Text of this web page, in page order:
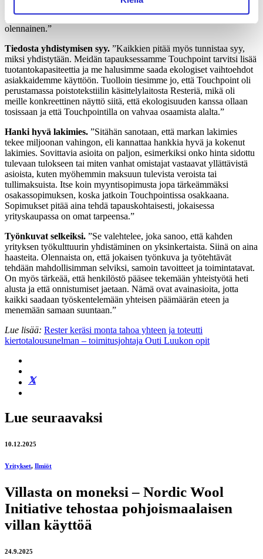
läpi uuden paketin tavoitteet, tavat, arvot, visio, missio ja kaikki muu
olennainen.”
Tiedosta yhdistymisen syy. ”Kaikkien pitää myös tunnistaa syy,
miksi yhdistytään. Meidän tapauksessamme Touchpoint tarvitsi lisää
tuotantokapasiteettia ja me halusimme saada ekologiset vaihtoehdot
asiakkaidemme käyttöön. Tuolloin tiesimme jo, että Touchpoint oli
perustamassa poistotekstiilin käsittelylaitosta Resteriä, mikä oli
meille konkreettinen näyttö siitä, että ekologisuuden kanssa ollaan
tosissaan ja että Touchpointilla on vahvaa osaamista alalta.”
Hanki hyvä lakimies. ”Sitähän sanotaan, että markan lakimies
tekee miljoonan vahingon, eli kannattaa hankkia hyvä ja kokenut
lakimies. Sovittavia asioita on paljon, esimerkiksi onko hinta sidottu
tulevaan tulokseen tai miten vanhat omistajat vastaavat yllättävistä
asioista, kuten myöhemmin maksuun tulevista veroista tai
tullimaksuista. Itse koin myyntisopimusta jopa tärkeämmäksi
osakassopimuksen, koska jatkoin Touchpointissa osakkaana.
Sopimukset pitää aina tehdä tapauskohtaisesti, jokaisessa
yrityskaupassa on omat tarpeensa.”
Työnkuvat selkeiksi. ”Se valehtelee, joka sanoo, että kahden
yrityksen työkulttuurin yhdistäminen on yksinkertaista. Siinä on aina
haasteita. Olennaista on, että jokaisen työnkuva ja työtehtävät
tehdään mahdollisimman selviksi, samoin tavoitteet ja toimintatavat.
On myös tärkeää, että henkilöstö pääsee tekemään yhteistyötä heti
alusta ja että onnistumiset jaetaan. Nämä ovat avainasioita, jotta
kaikki saadaan työskentelemään yhteisen päämäärän eteen ja
menemään samaan suuntaan.”
Lue lisää: Rester keräsi monta tahoa yhteen ja toteutti
kiertotalousunelman – toimitusjohtaja Outi Luukon opit
Lue seuraavaksi
10.12.2025
Yritykset, Ilmiöt
Villasta on moneksi – Nordic Wool
Initiative tehostaa pohjoismaalaisen
villan käyttöä
24.9.2025